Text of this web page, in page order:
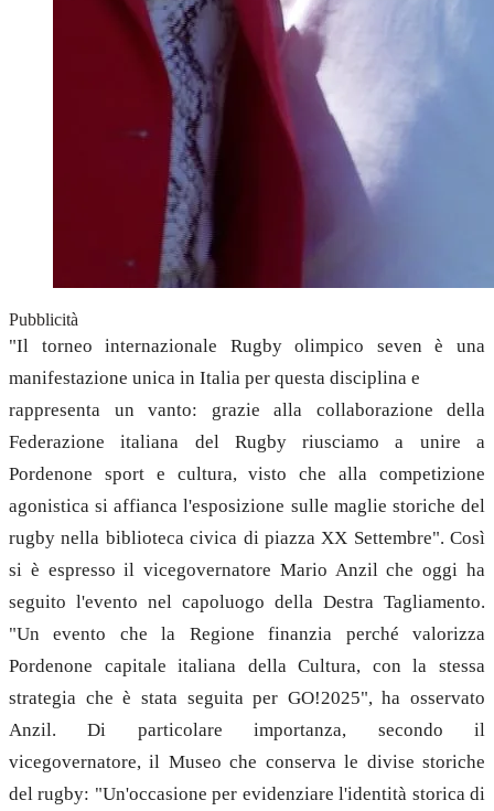
Pubblicità
"Il torneo internazionale Rugby olimpico seven è una
manifestazione unica in Italia per questa disciplina e
rappresenta un vanto: grazie alla collaborazione della
Federazione italiana del Rugby riusciamo a unire a
Pordenone sport e cultura, visto che alla competizione
agonistica si affianca l'esposizione sulle maglie storiche del
rugby nella biblioteca civica di piazza XX Settembre". Così
si è espresso il vicegovernatore Mario Anzil che oggi ha
seguito l'evento nel capoluogo della Destra Tagliamento.
"Un evento che la Regione finanzia perché valorizza
Pordenone capitale italiana della Cultura, con la stessa
strategia che è stata seguita per GO!2025", ha osservato
Anzil. Di particolare importanza, secondo il
vicegovernatore, il Museo che conserva le divise storiche
del rugby: "Un'occasione per evidenziare l'identità storica di